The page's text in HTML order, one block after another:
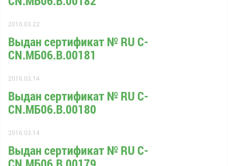
2016.03.22
Выдан сертификат № RU С-
CN.МБ06.B.00181
2016.03.14
Выдан сертификат № RU С-
CN.МБ06.B.00180
2016.03.14
Выдан сертификат № RU С-